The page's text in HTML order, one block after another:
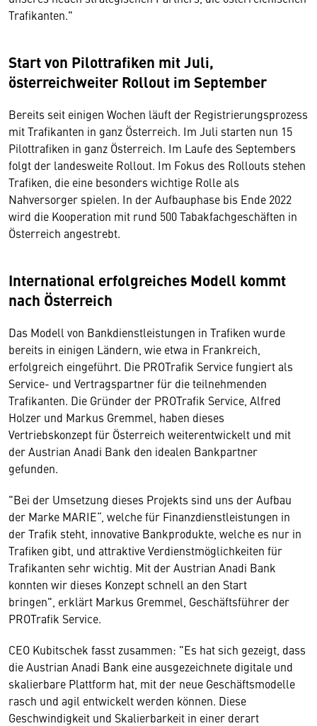
Trafikanten."
Start von Pilottrafiken mit Juli,
österreichweiter Rollout im September
Bereits seit einigen Wochen läuft der Registrierungsprozess
mit Trafikanten in ganz Österreich. Im Juli starten nun 15
Pilottrafiken in ganz Österreich. Im Laufe des Septembers
folgt der landesweite Rollout. Im Fokus des Rollouts stehen
Trafiken, die eine besonders wichtige Rolle als
Nahversorger spielen. In der Aufbauphase bis Ende 2022
wird die Kooperation mit rund 500 Tabakfachgeschäften in
Österreich angestrebt.
International erfolgreiches Modell kommt
nach Österreich
Das Modell von Bankdienstleistungen in Trafiken wurde
bereits in einigen Ländern, wie etwa in Frankreich,
erfolgreich eingeführt. Die PROTrafik Service fungiert als
Service- und Vertragspartner für die teilnehmenden
Trafikanten. Die Gründer der PROTrafik Service, Alfred
Holzer und Markus Gremmel, haben dieses
Vertriebskonzept für Österreich weiterentwickelt und mit
der Austrian Anadi Bank den idealen Bankpartner
gefunden.
"Bei der Umsetzung dieses Projekts sind uns der Aufbau
der Marke MARIE“, welche für Finanzdienstleistungen in
der Trafik steht, innovative Bankprodukte, welche es nur in
Trafiken gibt, und attraktive Verdienstmöglichkeiten für
Trafikanten sehr wichtig. Mit der Austrian Anadi Bank
konnten wir dieses Konzept schnell an den Start
bringen", erklärt Markus Gremmel, Geschäftsführer der
PROTrafik Service.
CEO Kubitschek fasst zusammen: "Es hat sich gezeigt, dass
die Austrian Anadi Bank eine ausgezeichnete digitale und
skalierbare Plattform hat, mit der neue Geschäftsmodelle
rasch und agil entwickelt werden können. Diese
Geschwindigkeit und Skalierbarkeit in einer derart